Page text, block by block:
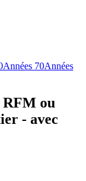
Années 70Années
RFM ou
- avec